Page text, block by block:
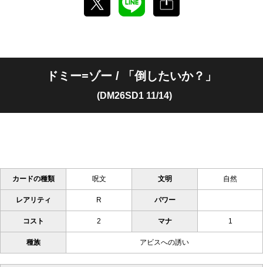
ドミー=ゾー / 「倒したいか？」
(DM26SD1 11/14)
カードの種類 呪文 文明 自然
レアリティ R パワー
コスト 2 マナ 1
種族 アビスへの誘い